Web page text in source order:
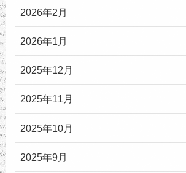
2026年2月
2026年1月
2025年12月
2025年11月
2025年10月
2025年9月